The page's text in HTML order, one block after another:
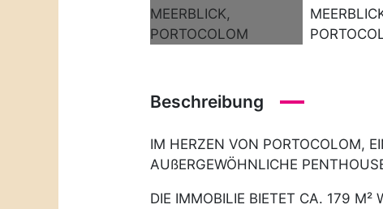
Beschreibung
IM HERZEN VON PORTOCOLOM,
AUßERGEWÖHNLICHE
DIE IMMOBILIE BIETET CA. 179